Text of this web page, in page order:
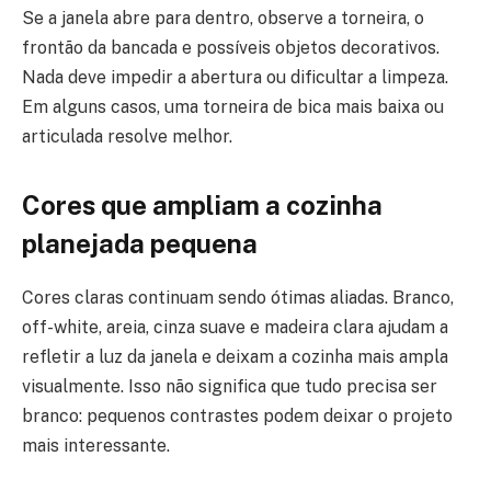
Se a janela abre para dentro, observe a torneira, o
frontão da bancada e possíveis objetos decorativos.
Nada deve impedir a abertura ou dificultar a limpeza.
Em alguns casos, uma torneira de bica mais baixa ou
articulada resolve melhor.
Cores que ampliam a cozinha
planejada pequena
Cores claras continuam sendo ótimas aliadas. Branco,
off-white, areia, cinza suave e madeira clara ajudam a
refletir a luz da janela e deixam a cozinha mais ampla
visualmente. Isso não significa que tudo precisa ser
branco: pequenos contrastes podem deixar o projeto
mais interessante.